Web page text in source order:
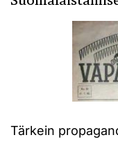
Tärkein